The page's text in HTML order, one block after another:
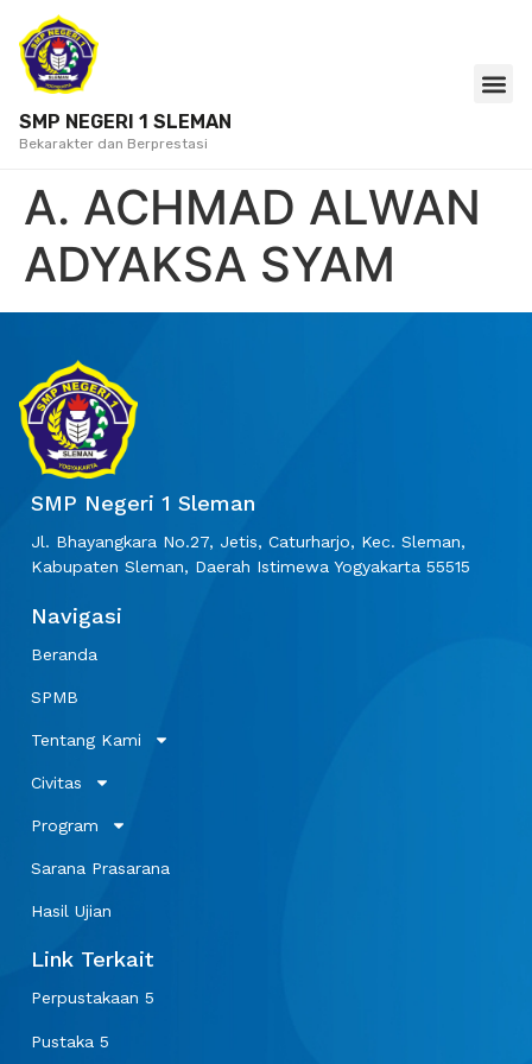
SMP NEGERI 1 SLEMAN
Bekarakter dan Berprestasi
A. ACHMAD ALWAN
ADYAKSA SYAM
SMP Negeri 1 Sleman
Jl. Bhayangkara No.27, Jetis, Caturharjo, Kec. Sleman,
Kabupaten Sleman, Daerah Istimewa Yogyakarta 55515
Navigasi
Beranda
SPMB
Tentang Kami
Civitas
Program
Sarana Prasarana
Hasil Ujian
Link Terkait
Perpustakaan 5
Pustaka 5